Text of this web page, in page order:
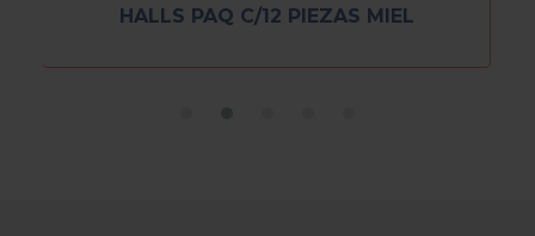
HALLS PAQ C/12 PIEZAS MIEL